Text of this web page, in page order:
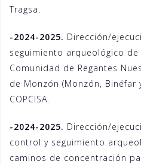
Tragsa.
-2024-2025. Dirección/
seguimiento arqueológico
Comunidad de Regantes
de Monzón (Monzón, Binéfar
COPCISA.
-2024-2025. Dirección/
control y seguimiento
caminos de concentración